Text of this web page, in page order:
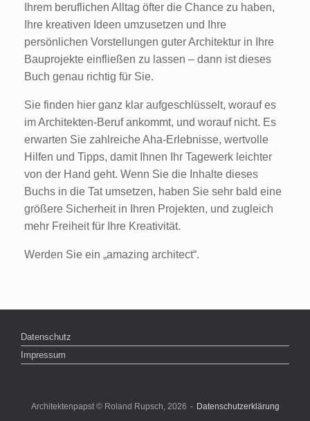
Ihrem beruflichen Alltag öfter die Chance zu haben,
Ihre kreativen Ideen umzusetzen und Ihre
persönlichen Vorstellungen guter Architektur in Ihre
Bauprojekte einfließen zu lassen – dann ist dieses
Buch genau richtig für Sie.
Sie finden hier ganz klar aufgeschlüsselt, worauf es
im Architekten-Beruf ankommt, und worauf nicht. Es
erwarten Sie zahlreiche Aha-Erlebnisse, wertvolle
Hilfen und Tipps, damit Ihnen Ihr Tagewerk leichter
von der Hand geht. Wenn Sie die Inhalte dieses
Buchs in die Tat umsetzen, haben Sie sehr bald eine
größere Sicherheit in Ihren Projekten, und zugleich
mehr Freiheit für Ihre Kreativität.
Werden Sie ein „amazing architect“.
Datenschutz
Impressum
Architektenpapst © Roland Rupsch, 2026 Datenschutzerklärung